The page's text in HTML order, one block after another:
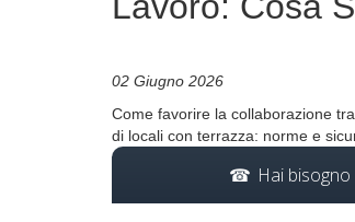
02 Giugno 2026
Come favorire la collaborazione
di locali con terrazza: norme e
Hai